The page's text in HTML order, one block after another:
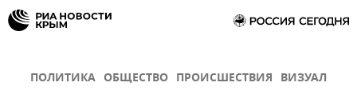
ПОЛИТИКА ОБЩЕСТВО ПРОИСШЕСТВИЯ ВИЗУАЛ